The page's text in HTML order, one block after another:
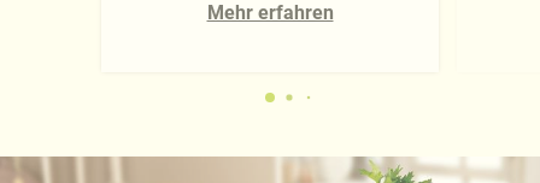
Mehr erfahren